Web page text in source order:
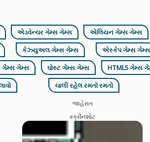
એડવેન્ચર ગેમ્સ ગેમ્સ
એલિયન ગેમ્સ ગેમ્સ
કેઝ્યુઅલ ગેમ્સ ગેમ્સ
એસ્કેપ ગેમ્સ ગેમ્સ
ગેમ્સ ગેમ્સ
ઘોસ્ટ ગેમ્સ ગેમ્સ
HTML5 ગેમ્સ
ચાલી રહેલ રમતો રમતો
જાહેરાત
સ્ક્રીનશોટ